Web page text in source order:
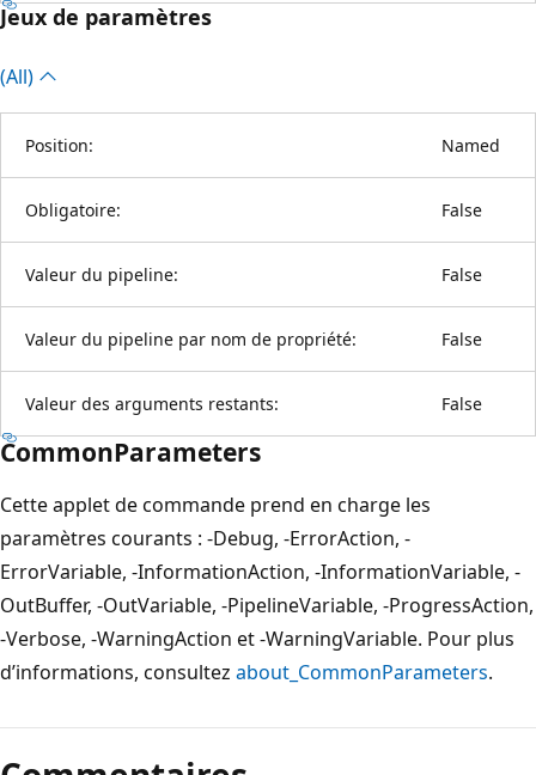
Jeux de paramètres
(All)
Position: Named
Obligatoire: False
Valeur du pipeline: False
Valeur du pipeline par nom de propriété: False
Valeur des arguments restants: False
CommonParameters
Cette applet de commande prend en charge les
paramètres courants : -Debug, -ErrorAction, -
ErrorVariable, -InformationAction, -InformationVariable, -
OutBuffer, -OutVariable, -PipelineVariable, -ProgressAction,
-Verbose, -WarningAction et -WarningVariable. Pour plus
d’informations, consultez about_CommonParameters.